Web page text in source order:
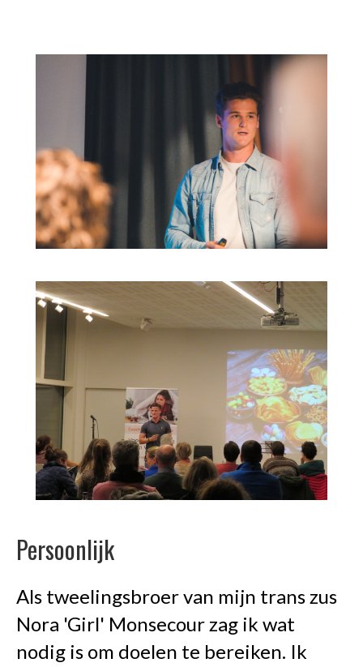
Persoonlijk
Als tweelingsbroer van mijn trans zus
Nora 'Girl' Monsecour zag ik wat
nodig is om doelen te bereiken. Ik